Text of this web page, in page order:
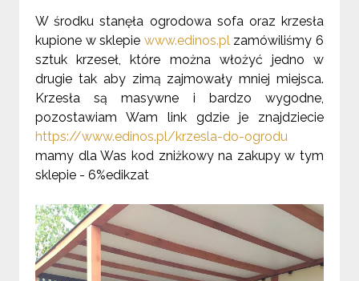
W środku stanęła ogrodowa sofa oraz krzesła
kupione w sklepie www.edinos.plzamówiliśmy 6
sztuk krzeseł, które można włożyć jedno w
drugie tak aby zimą zajmowały mniej miejsca.
Krzesła są masywne i bardzo wygodne,
pozostawiam Wam link gdzie je znajdziecie
https://www.edinos.pl/krzesla-do-ogrodu
mamy dla Was kod zniżkowy na zakupy w tym
sklepie - 6%edikzat